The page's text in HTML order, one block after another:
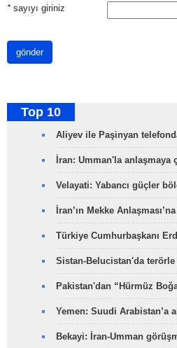
*sayıyı giriniz
gönder
Top 10
Aliyev ile Paşinyan
İran: Umman'la anlaşmaya
Velayati: Yabancı güçler
İran’ın Mekke
Türkiye Cumhurbaşkanı
Sistan-Belucistan'da terörle
Pakistan'dan “Hürmüz
Yemen: Suudi
Bekayi: İran-Umman